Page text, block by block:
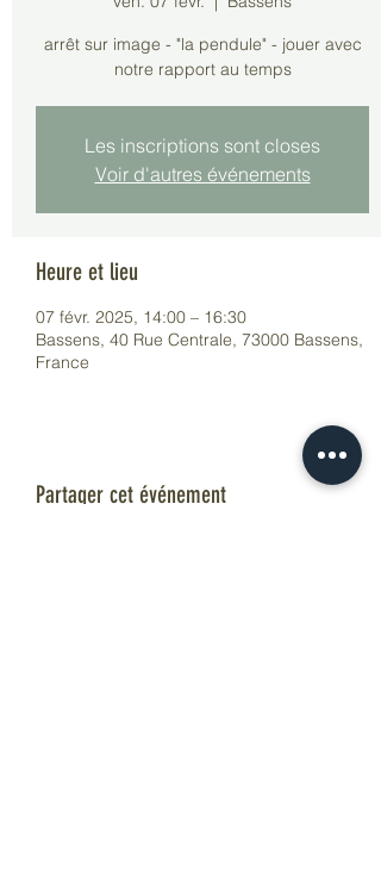
arrêt sur image - "la pendule" - jouer avec
notre rapport au temps
Les inscriptions sont closes
Voir d'autres événements
Heure et lieu
07 févr. 2025, 14:00 – 16:30
Bassens, 40 Rue Centrale, 73000 Bassens,
France
Partager cet événement